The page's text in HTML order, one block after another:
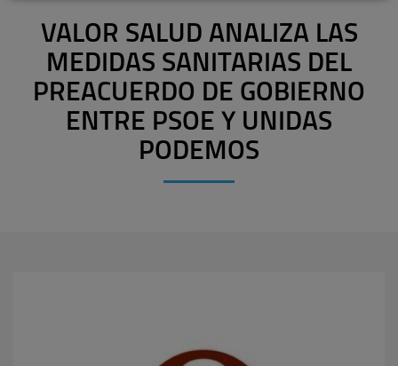
VALOR SALUD ANALIZA LAS
MEDIDAS SANITARIAS DEL
PREACUERDO DE GOBIERNO
ENTRE PSOE Y UNIDAS
PODEMOS